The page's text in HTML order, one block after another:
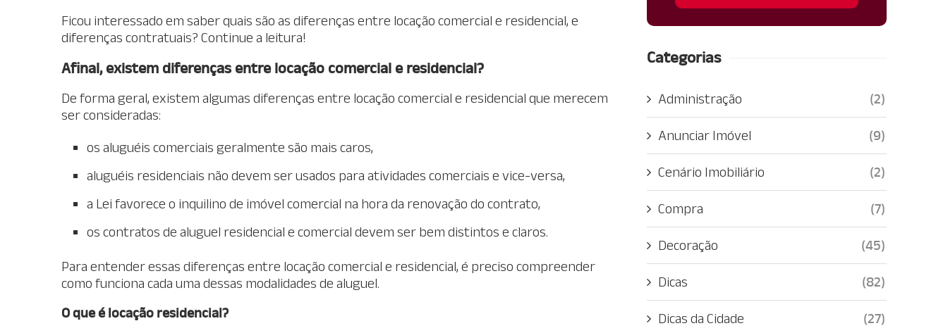
Ficou interessado em saber quais são as diferenças entre locação comercial e residencial, e
diferenças contratuais? Continue a leitura!
Afinal, existem diferenças entre locação comercial e residencial?
De forma geral, existem algumas diferenças entre locação comercial e residencial que merecem
ser consideradas:
os aluguéis comerciais geralmente são mais caros,
aluguéis residenciais não devem ser usados para atividades comerciais e vice-versa,
a Lei favorece o inquilino de imóvel comercial na hora da renovação do contrato,
os contratos de aluguel residencial e comercial devem ser bem distintos e claros.
Para entender essas diferenças entre locação comercial e residencial, é preciso compreender
como funciona cada uma dessas modalidades de aluguel.
O que é locação residencial?
Categorias
Administração (2)
Anunciar Imóvel (9)
Cenário Imobiliário (2)
Compra (7)
Decoração (45)
Dicas (82)
Dicas da Cidade (27)